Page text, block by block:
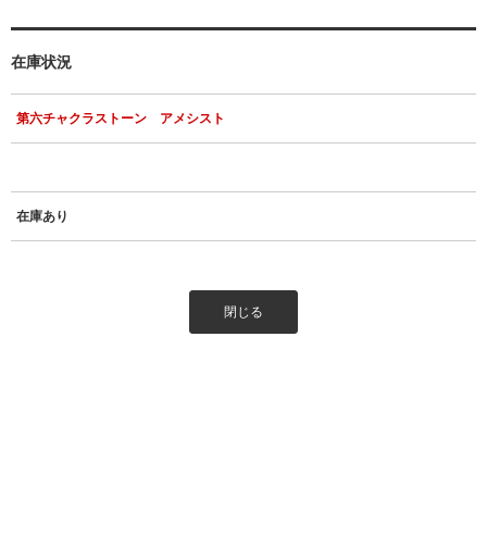
在庫状況
第六チャクラストーン アメシスト
在庫あり